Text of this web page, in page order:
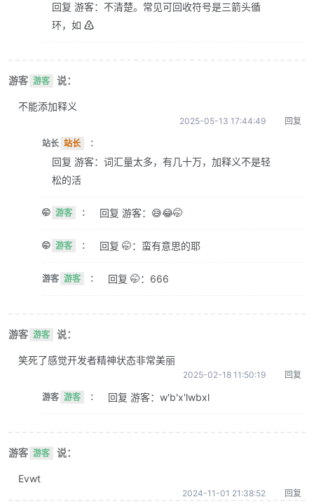
回复 游客：不清楚。常见可回收符号是三箭头循
环，如 ♴
游客 游客 说：
不能添加释义
2025-05-13 17:44:49 回复
站长 站长 ：
回复 游客：词汇量太多，有几十万，加释义不是轻
松的活
🤭 游客 ： 回复 游客：😅😂🤭
🤭 游客 ： 回复 🤭：蛮有意思的耶
游客 游客 ： 回复 🤭：666
游客 游客 说：
笑死了感觉开发者精神状态非常美丽
2025-02-18 11:50:19 回复
游客 游客 ： 回复 游客：w'b'x'lwbxl
游客 游客 说：
Evwt
2024-11-01 21:38:52 回复